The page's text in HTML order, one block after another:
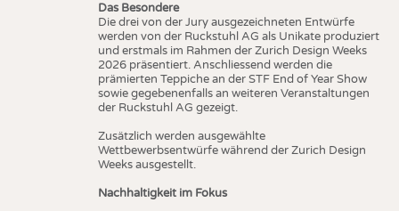
Das Besondere
Die drei von der Jury ausgezeichneten Entwürfe
werden von der Ruckstuhl AG als Unikate produziert
und erstmals im Rahmen der Zurich Design Weeks
2026 präsentiert. Anschliessend werden die
prämierten Teppiche an der STF End of Year Show
sowie gegebenenfalls an weiteren Veranstaltungen
der Ruckstuhl AG gezeigt.
Zusätzlich werden ausgewählte
Wettbewerbsentwürfe während der Zurich Design
Weeks ausgestellt.
Nachhaltigkeit im Fokus